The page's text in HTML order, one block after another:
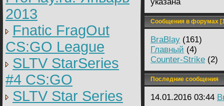
2013
Fnatic FragOut
CS:GO League
SLTV StarSeries
#4 CS:GO
SLTV Star Series
Сообщения в форумах
BraBlay (161)
Главный (4)
Counter-Strike (2)
Последние сообщения
14.01.2016 03:44